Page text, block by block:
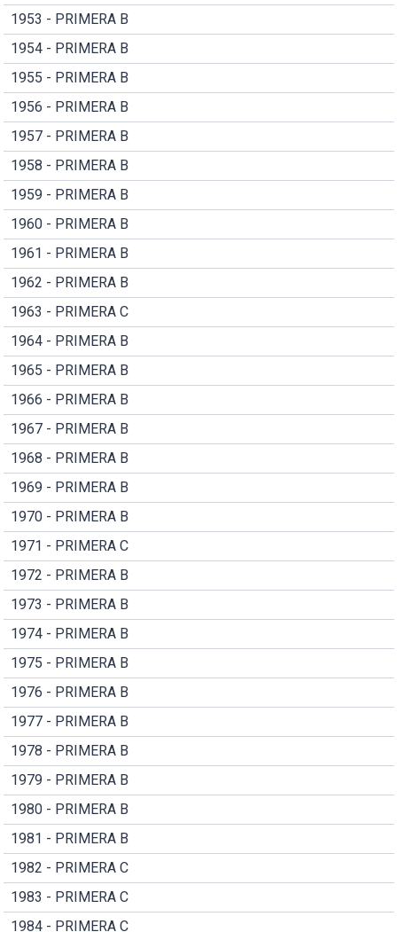
1953 - PRIMERA B
1954 - PRIMERA B
1955 - PRIMERA B
1956 - PRIMERA B
1957 - PRIMERA B
1958 - PRIMERA B
1959 - PRIMERA B
1960 - PRIMERA B
1961 - PRIMERA B
1962 - PRIMERA B
1963 - PRIMERA C
1964 - PRIMERA B
1965 - PRIMERA B
1966 - PRIMERA B
1967 - PRIMERA B
1968 - PRIMERA B
1969 - PRIMERA B
1970 - PRIMERA B
1971 - PRIMERA C
1972 - PRIMERA B
1973 - PRIMERA B
1974 - PRIMERA B
1975 - PRIMERA B
1976 - PRIMERA B
1977 - PRIMERA B
1978 - PRIMERA B
1979 - PRIMERA B
1980 - PRIMERA B
1981 - PRIMERA B
1982 - PRIMERA C
1983 - PRIMERA C
1984 - PRIMERA C